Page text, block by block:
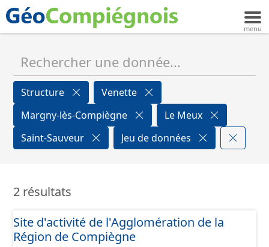
Structure
Venette
Margny-lès-Compiègne
Le Meux
Saint-Sauveur
Jeu de données
2 résultats
Site d'activité de l'Agglomération de la
Région de Compiègne